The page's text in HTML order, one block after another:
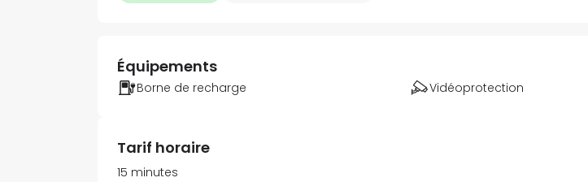
Équipements
Borne de recharge Vidéoprotection
Tarif horaire
15 minutes